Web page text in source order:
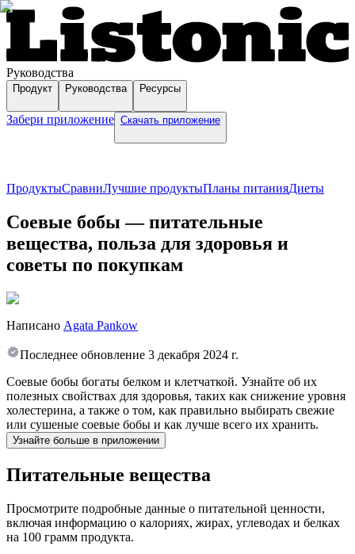
Руководства
Продукт Руководства Ресурсы
Забери приложение Скачать приложение
ПродуктыСравниЛучшие продуктыПланы питанияДиеты
Соевые бобы — питательные
вещества, польза для здоровья и
советы по покупкам
Написано Agata Pankow
Последнее обновление 3 декабря 2024 г.
Соевые бобы богаты белком и клетчаткой. Узнайте об их
полезных свойствах для здоровья, таких как снижение уровня
холестерина, а также о том, как правильно выбирать свежие
или сушеные соевые бобы и как лучше всего их хранить.
Узнайте больше в приложении
Питательные вещества
Просмотрите подробные данные о питательной ценности,
включая информацию о калориях, жирах, углеводах и белках
на 100 грамм продукта.